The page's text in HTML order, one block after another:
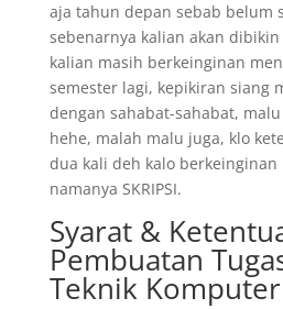
aja tahun depan sebab belum
sebenarnya kalian akan
kalian masih berkeinginan
semester lagi, kepikiran siang
dengan sahabat-sahabat,
hehe, malah malu juga, klo
dua kali deh kalo berkeinginan
namanya SKRIPSI.
Syarat &
Pembuatan
Teknik